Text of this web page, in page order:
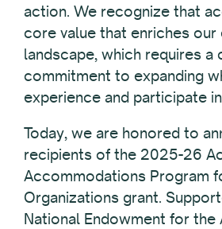
action. We recognize that
core value that enriches
landscape, which requires a
commitment to expanding
experience and participate
Today, we are honored to
recipients of the 2025-26
Accommodations Program
Organizations grant.
National Endowment for the